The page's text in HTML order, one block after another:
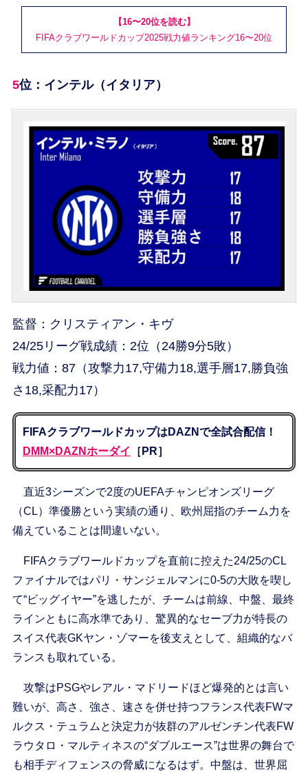
【16〜20位を読む】
FIFAクラブワールドカップ2025戦力値ランキング16〜20位
5位：インテル（イタリア）
監督：クリスティアン・キヴ
24/25リーグ戦成績：2位（24勝9分5敗）
戦力値：87（攻撃力17,守備力18,選手層17,勝負強
さ18,采配力17）
FIFAクラブワールドカップはDAZNで全試合配信！
DMM×DAZNホーダイ
［PR］
直近3シーズンで2度のUEFAチャンピオンズリーグ
（CL）準優勝という実績の通り、欧州屈指のチーム力を
備えていることは間違いない。
FIFAクラブワールドカップを直前に控えた24/25のCL
ファイナルではパリ・サンジェルマンに0-5の大敗を喫し
て“ビッグイヤー”を逃したが、チームは前線、中盤、最終
ラインともに高水準であり、驚異的なセーブ力が特長の
スイス代表GKヤン・ゾマーを後支えとして、組織的なバ
ランスも取れている。
攻撃はPSGやレアル・マドリードほど爆発的とは言い
難いが、高さ、強さ、速さを併せ持つフランス代表FWマ
ルクス・テュラムと決定力が抜群のアルゼンチン代表FW
ラウタロ・マルティネスの“ダブルエース”は世界の舞台で
も相手ディフェンスの脅威になるはず。中盤は、世界屈